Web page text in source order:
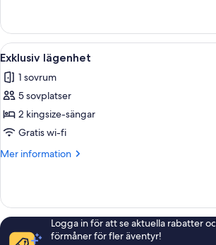
lägenhet
Öppna
alla
foton
för
Exklusiv
lägenhet
En snyggt
1
Exklusiv lägenhet
1 sovrum
5 sovplatser
2 kingsize-sängar
Gratis wi-fi
Mer information
Mer
lägenhet
Logga in för att se aktuella rabatter
förmåner för fler äventyr!